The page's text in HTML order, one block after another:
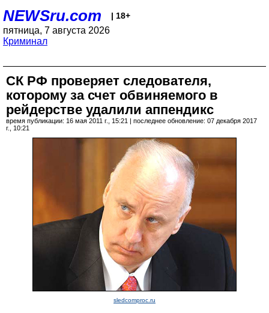
NEWSru.com | 18+
пятница, 7 августа 2026
Криминал
СК РФ проверяет следователя,
которому за счет обвиняемого в
рейдерстве удалили аппендикс
время публикации: 16 мая 2011 г., 15:21 | последнее обновление: 07 декабря 2017
г., 10:21
sledcomproc.ru